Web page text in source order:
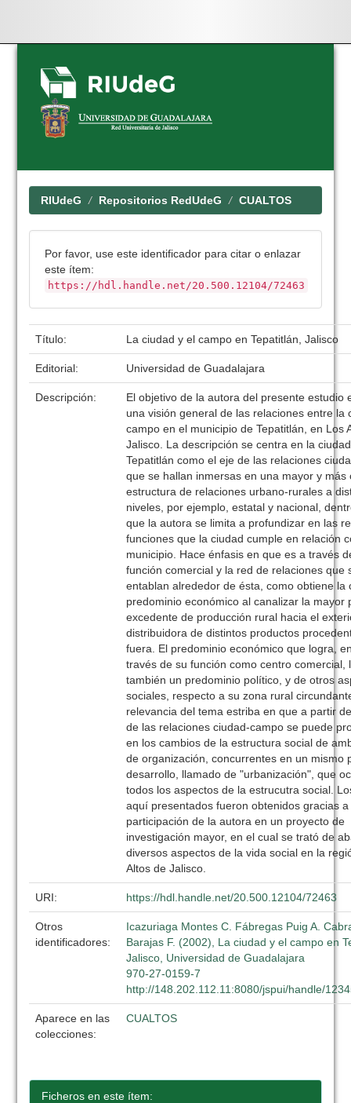
Skip
navigation
RIUdeG Repositorios RedUdeG CUALTOS
Por favor, use este identificador para citar o enlazar
este ítem:
https://hdl.handle.net/20.500.12104/72463
Título: La ciudad y el campo en Tepatitlán, Jalisco
Editorial: Universidad de Guadalajara
Descripción:
El objetivo de la autora del presente estudio
una visión general de las relaciones entre la
campo en el municipio de Tepatitlán, en Los
Jalisco. La descripción se centra en la
Tepatitlán como el eje de las relaciones
que se hallan inmersas en una mayor y más
estructura de relaciones urbano-rurales a
niveles, por ejemplo, estatal y nacional,
que la autora se limita a profundizar en las
funciones que la ciudad cumple en relación
municipio. Hace énfasis en que es a través
función comercial y la red de relaciones que
entablan alrededor de ésta, como obtiene la
predominio económico al canalizar la mayor
excedente de producción rural hacia el
distribuidora de distintos productos
fuera. El predominio económico que logra,
través de su función como centro comercial,
también un predominio político, y de otros
sociales, respecto a su zona rural
relevancia del tema estriba en que a partir
de las relaciones ciudad-campo se puede
en los cambios de la estructura social de
de organización, concurrentes en un mismo
desarrollo, llamado de "urbanización", que
todos los aspectos de la estrucutra social.
aquí presentados fueron obtenidos gracias a
participación de la autora en un proyecto de
investigación mayor, en el cual se trató de
diversos aspectos de la vida social en la
Altos de Jalisco.
URI: https://hdl.handle.net/20.500.12104/72463
Otros
identificadores:
Icazuriaga Montes C. Fábregas Puig A.
Barajas F. (2002), La ciudad y el campo en
Jalisco, Universidad de Guadalajara
970-27-0159-7
http://148.202.112.11:8080/jspui/handle/
Aparece en las
colecciones:
CUALTOS
Ficheros en este ítem: